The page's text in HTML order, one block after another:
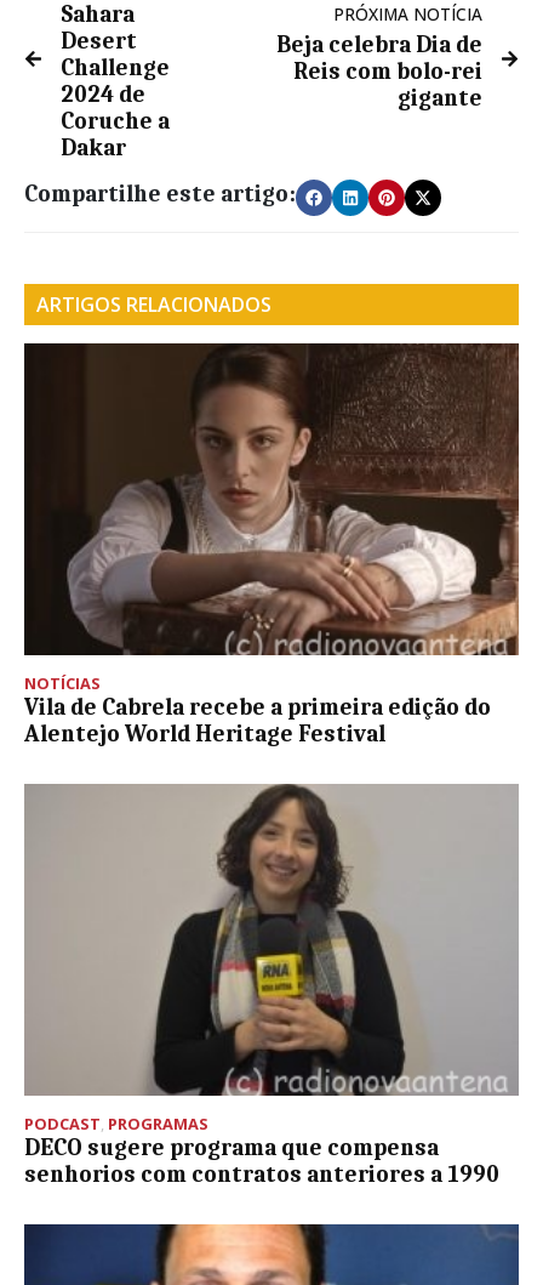
Sahara
Desert
Challenge
2024 de
Coruche a
Dakar
PRÓXIMA NOTÍCIA
Beja celebra Dia de
Reis com bolo-rei
gigante
Compartilhe este artigo:
ARTIGOS RELACIONADOS
NOTÍCIAS
Vila de Cabrela recebe a primeira edição do
Alentejo World Heritage Festival
PODCAST, PROGRAMAS
DECO sugere programa que compensa
senhorios com contratos anteriores a 1990